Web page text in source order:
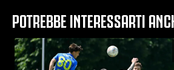
POTREBBE INTERESSARTI